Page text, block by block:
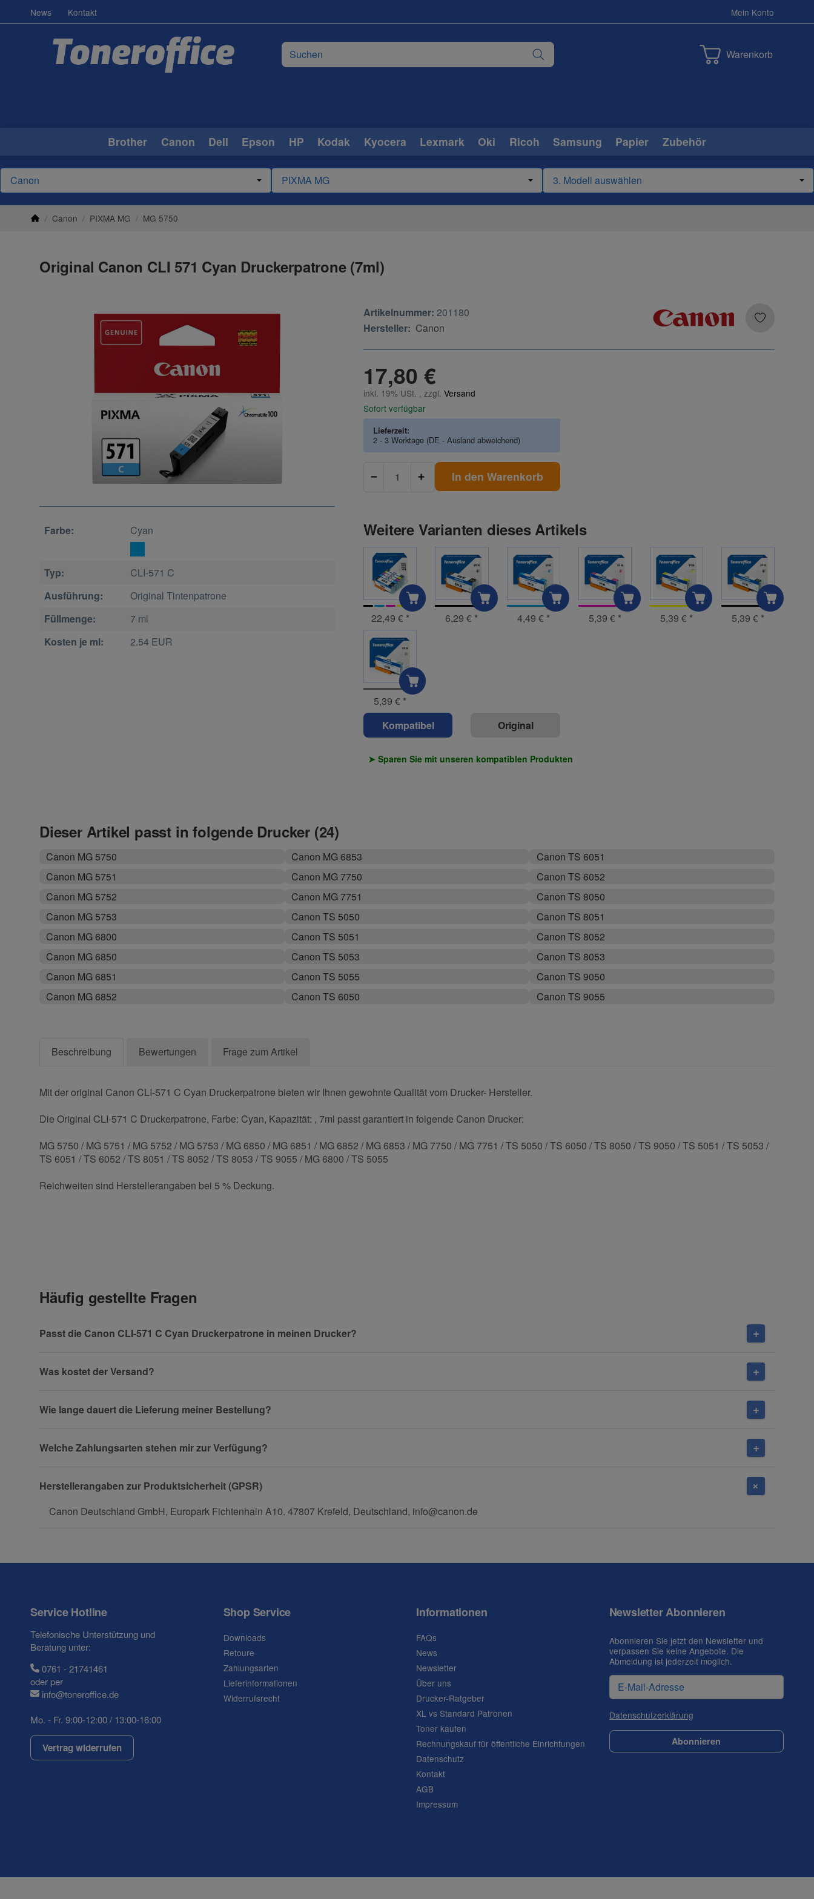
News Kontakt Mein Konto
Warenkorb
Brother Canon Dell Epson HP Kodak Kyocera Lexmark Oki Ricoh Samsung Papier Zubehör
/ Canon / PIXMA MG / MG 5750
Original Canon CLI 571 Cyan Druckerpatrone (7ml)
Farbe: Cyan
Typ:
CLI-571 C
Ausführung:
Original Tintenpatrone
Füllmenge:
7 ml
Kosten je ml:
2.54 EUR
Artikelnummer: 201180
Hersteller: Canon
17,80 €
inkl. 19% USt. , zzgl.Versand
Sofort verfügbar
Lieferzeit:
2 - 3 Werktage (DE - Ausland abweichend)
In den Warenkorb
Weitere Varianten dieses Artikels
22,49 € * 6,29 € * 4,49 € * 5,39 € * 5,39 € * 5,39 € *
5,39 € *
Kompatibel
Original
➤ Sparen Sie mit unseren kompatiblen Produkten
Dieser Artikel passt in folgende Drucker (24)
Canon MG 5750
Canon MG 5751
Canon MG 5752
Canon MG 5753
Canon MG 6800
Canon MG 6850
Canon MG 6851
Canon MG 6852
Canon MG 6853
Canon MG 7750
Canon MG 7751
Canon TS 5050
Canon TS 5051
Canon TS 5053
Canon TS 5055
Canon TS 6050
Canon TS 6051
Canon TS 6052
Canon TS 8050
Canon TS 8051
Canon TS 8052
Canon TS 8053
Canon TS 9050
Canon TS 9055
Beschreibung Bewertungen Frage zum Artikel
Mit der original Canon CLI-571 C Cyan Druckerpatrone bieten wir Ihnen gewohnte Qualität vom Drucker- Hersteller.
Die Original CLI-571 C Druckerpatrone, Farbe: Cyan, Kapazität: , 7ml passt garantiert in folgende Canon Drucker:
MG 5750 / MG 5751 / MG 5752 / MG 5753 / MG 6850 / MG 6851 / MG 6852 / MG 6853 / MG 7750 / MG 7751 / TS 5050 / TS 6050 / TS 8050 / TS 9050 / TS 5051 / TS 5053 /
TS 6051 / TS 6052 / TS 8051 / TS 8052 / TS 8053 / TS 9055 / MG 6800 / TS 5055
Reichweiten sind Herstellerangaben bei 5 % Deckung.
Telefon
Fax
Ihre Frage
Häufig gestellte Fragen
Passt die Canon CLI-571 C Cyan Druckerpatrone in meinen Drucker?
Was kostet der Versand?
Wie lange dauert die Lieferung meiner Bestellung?
Welche Zahlungsarten stehen mir zur Verfügung?
Herstellerangaben zur Produktsicherheit (GPSR)
Canon Deutschland GmbH, Europark Fichtenhain A10. 47807 Krefeld, Deutschland, info@canon.de
Service Hotline
Telefonische Unterstützung und
Beratung unter:
0761 - 21741461
oder per
info@toneroffice.de
Mo. - Fr. 9:00-12:00 / 13:00-16:00
Vertrag widerrufen
Shop Service
Downloads
Retoure
Zahlungsarten
Lieferinformationen
Widerrufsrecht
Informationen
FAQs
News
Newsletter
Über uns
Drucker-Ratgeber
XL vs Standard Patronen
Toner kaufen
Rechnungskauf für öffentliche Einrichtungen
Datenschutz
Kontakt
AGB
Impressum
Newsletter Abonnieren
Abonnieren Sie jetzt den Newsletter und
verpassen Sie keine Angebote. Die
Abmeldung ist jederzeit möglich.
Datenschutzerklärung
Abonnieren